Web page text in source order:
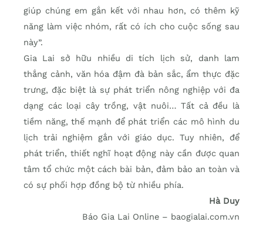
giúp chúng em gắn kết với nhau hơn, có thêm kỹ
năng làm việc nhóm, rất có ích cho cuộc sống sau
này”.
Gia Lai sở hữu nhiều di tích lịch sử, danh lam
thắng cảnh, văn hóa đậm đà bản sắc, ẩm thực đặc
trưng, đặc biệt là sự phát triển nông nghiệp với đa
dạng các loại cây trồng, vật nuôi… Tất cả đều là
tiềm năng, thế mạnh để phát triển các mô hình du
lịch trải nghiệm gắn với giáo dục. Tuy nhiên, để
phát triển, thiết nghĩ hoạt động này cần được quan
tâm tổ chức một cách bài bản, đảm bảo an toàn và
có sự phối hợp đồng bộ từ nhiều phía.
Hà Duy
Báo Gia Lai Online – baogialai.com.vn